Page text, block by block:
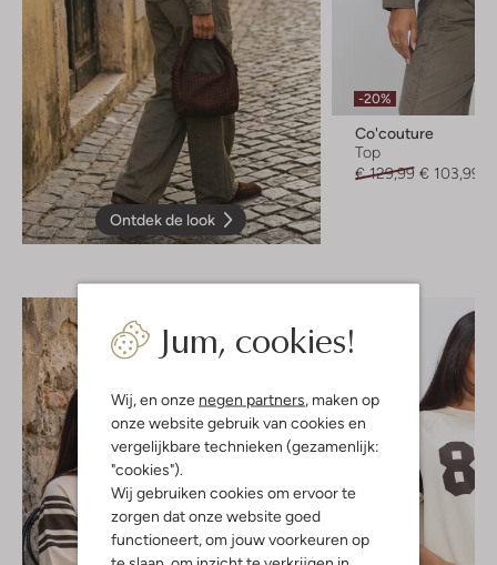
Jum, cookies!
Wij, en onze negen partners, maken op
onze website gebruik van cookies en
vergelijkbare technieken (gezamenlijk:
"cookies").
Wij gebruiken cookies om ervoor te
zorgen dat onze website goed
functioneert, om jouw voorkeuren op
Ontdek de look
-20%
Co'couture
Top
€ 129,99 € 103,99